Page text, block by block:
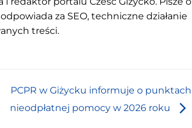
za SEO, techniczne działanie
treści.
PCPR w Giżycku informuje o punktach
nieodpłatnej pomocy w 2026 roku